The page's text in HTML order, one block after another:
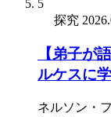
5
探究
【弟子が
ルケスに
ネルソン・